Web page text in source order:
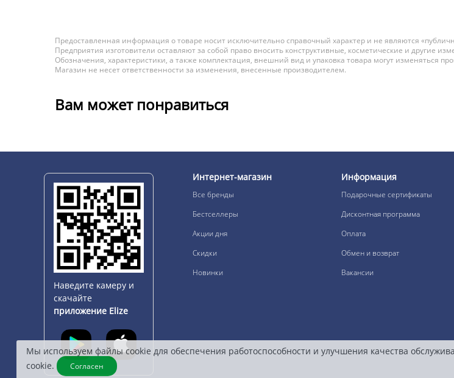
Предоставленная информация о товаре носит исключительно справочный характер и не являются
Предприятия изготовители оставляют за собой право вносить конструктивные, косметические и другие
Обозначения, характеристики, а также комплектация, внешний вид и упаковка товара могут изменяться
Магазин не несет ответственности за изменения, внесенные производителем.
Вам может понравиться
Наведите камеру и
скачайте
приложение Elize
Интернет-магазин
Все бренды
Бестселлеры
Акции дня
Скидки
Новинки
Информация
Подарочные сертификаты
Дисконтная программа
Оплата
Обмен и возврат
Вакансии
Мы используем файлы cookie для обеспечения работоспособности и улучшения качества
cookie.
Согласен